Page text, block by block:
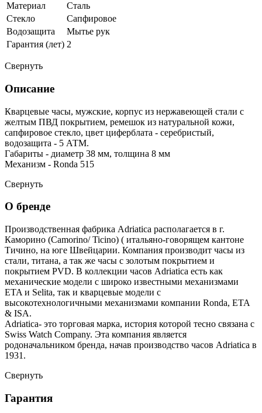
Материал
Сталь
Стекло
Сапфировое
Водозащита
Мытье рук
Гарантия (лет) 2
Свернуть
Описание
Кварцевые часы, мужские, корпус из нержавеющей стали с
желтым ПВД покрытием, ремешок из натуральной кожи,
сапфировое стекло, цвет циферблата - серебристый,
водозащита - 5 АТМ.
Габариты - диаметр 38 мм, толщина 8 мм
Механизм - Ronda 515
Свернуть
О бренде
Производственная фабрика Adriatica располагается в г.
Каморино (Camorino/ Ticino) ( итальяно-говорящем кантоне
Тичино, на юге Швейцарии. Компания производит часы из
стали, титана, а так же часы с золотым покрытием и
покрытием PVD. В коллекции часов Adriatica есть как
механические модели с широко известными механизмами
ETA и Selita, так и кварцевые модели с
высокотехнологичными механизмами компании Ronda, ETA
& ISA.
Adriatica- это торговая марка, история которой тесно связана с
Swiss Watch Company. Эта компания является
родоначальником бренда, начав производство часов Adriatica в
1931.
Свернуть
Гарантия